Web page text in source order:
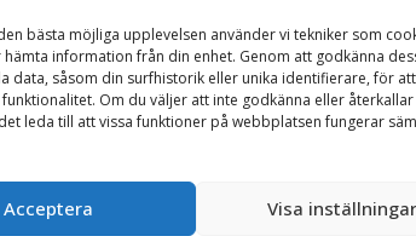
bästa möjliga upplevelsen använder vi tekniker som
information från din enhet. Genom att godkänna
data, såsom din surfhistorik eller unika identifierare, för
Om du väljer att inte godkänna eller
leda till att vissa funktioner på webbplatsen fungerar
Acceptera Visa inställningar
där
skär som följer underlagetoch ger en jämn
från berginnan vidare arbete. När materialet
till förberedelser inför sprängning och
hög slitstyrka och lång livslängd. Det bultade
ytor. Den mekaniska tiltningen upp till ±40°